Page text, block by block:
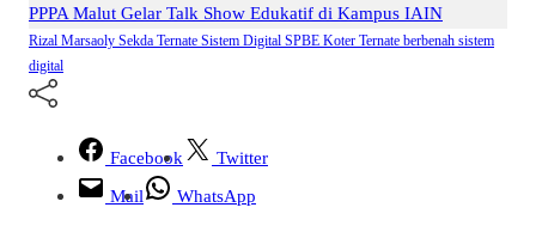
PPPA Malut Gelar Talk Show Edukatif di Kampus IAIN
Rizal Marsaoly Sekda Ternate Sistem Digital SPBE Koter Ternate berbenah sistem
digital
Facebook
Twitter
Mail
WhatsApp